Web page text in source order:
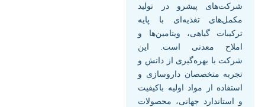
شرکت‌های پیشرو در تولید
مکمل‌های تغذیه‌ای با پایه
ترکیبات گیاهی، ویتامین‌ها و
املاح معدنی است. این
شرکت با بهره‌گیری از دانش و
تجربه متخصصان داروسازی و
استفاده از مواد اولیه باکیفیت
و استاندارد جهانی، محصولات